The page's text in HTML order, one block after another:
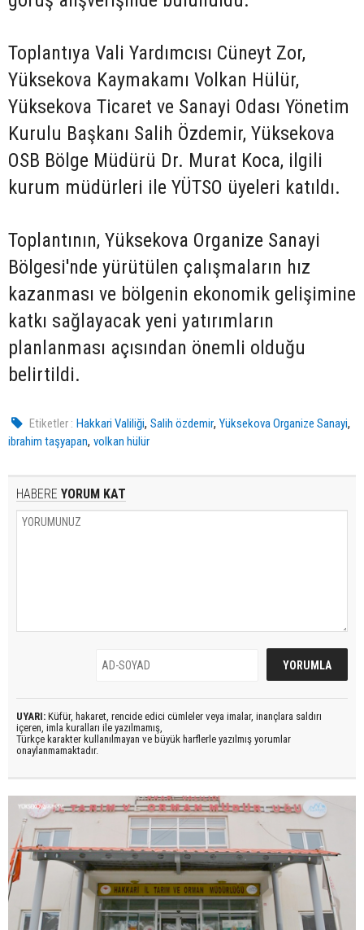
Toplantıya Vali Yardımcısı Cüneyt Zor,
Yüksekova Kaymakamı Volkan Hülür,
Yüksekova Ticaret ve Sanayi Odası Yönetim
Kurulu Başkanı Salih Özdemir, Yüksekova
OSB Bölge Müdürü Dr. Murat Koca, ilgili
kurum müdürleri ile YÜTSO üyeleri katıldı.
Toplantının, Yüksekova Organize Sanayi
Bölgesi'nde yürütülen çalışmaların hız
kazanması ve bölgenin ekonomik gelişimine
katkı sağlayacak yeni yatırımların
planlanması açısından önemli olduğu
belirtildi.
Etiketler : Hakkari Valiliği,Salih özdemir,Yüksekova Organize Sanayi,
ibrahim taşyapan, volkan hülür
HABERE YORUM KAT
UYARI: Küfür, hakaret, rencide edici cümleler veya imalar, inançlara saldırı
içeren, imla kuralları ile yazılmamış,
Türkçe karakter kullanılmayan ve büyük harflerle yazılmış yorumlar
onaylanmamaktadır.